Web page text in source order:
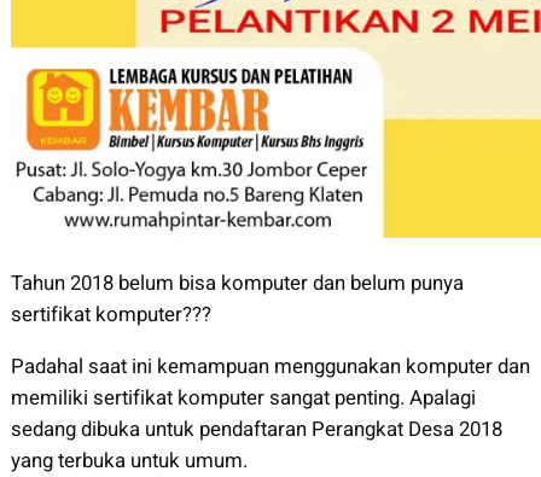
Tahun 2018 belum bisa komputer dan belum punya
sertifikat komputer???
Padahal saat ini kemampuan menggunakan komputer dan
memiliki sertifikat komputer sangat penting. Apalagi
sedang dibuka untuk pendaftaran Perangkat Desa 2018
yang terbuka untuk umum.